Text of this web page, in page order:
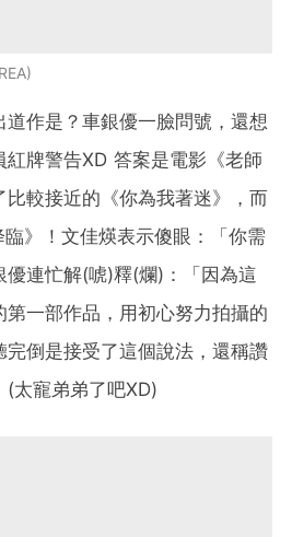
作是？車銀優一臉問號，還想
牌警告XD 答案是電影《老師
比較接近的《你為我著迷》，而
》！文佳煐表示傻眼：「你需
連忙解(唬)釋(爛)：「因為這
一部作品，用初心努力拍攝的
倒是接受了這個說法，還稱讚
(太寵弟弟了吧XD)